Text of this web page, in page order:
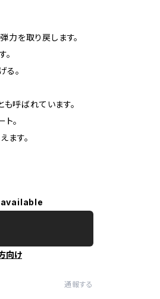
力を取り戻します。
。
る。
も呼ばれています。
。
ます。
向け
通報する